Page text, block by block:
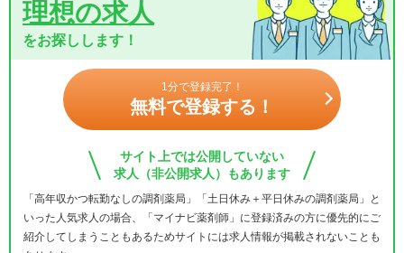
理想の求人
をお探しします！
1分で登録完了！
無料で登録する！
サイト上では公開していない
求人（非公開求人）もあります
「高年収かつ転勤なしの調剤薬局」「土日休み＋平日休みの調剤薬局」と
いった人気求人の場合、「マイナビ薬剤師」に登録済みの方に優先的にご
紹介してしまうこともあるためサイトには求人情報が掲載されないことも